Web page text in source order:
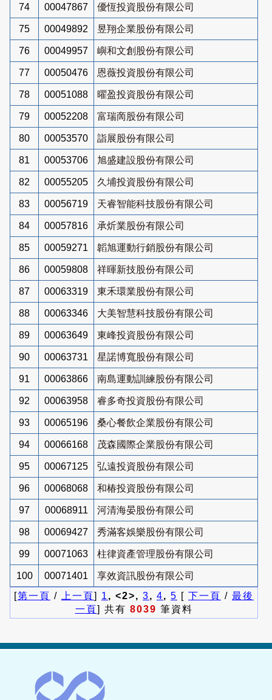
74 00047867 優恆投資股份有限公司
75 00049892 昱翔企業股份有限公司
76 00049957 嶼和文創股份有限公司
77 00050476 恩薇投資股份有限公司
78 00051088 曜盈投資股份有限公司
79 00052208 富瑞啇股份有限公司
80 00053570 詣展股份有限公司
81 00053706 旭盛建設股份有限公司
82 00055205 久埔投資股份有限公司
83 00056719 天睿智能科技股份有限公司
84 00057816 承炘業股份有限公司
85 00059271 韜旭運動行銷股份有限公司
86 00059808 祥暉新技股份有限公司
87 00063319 東禾環業股份有限公司
88 00063346 大美智慧科技股份有限公司
89 00063649 東峰投資股份有限公司
90 00063731 星諾博寬股份有限公司
91 00063866 南島運動訓練股份有限公司
92 00063958 睿多奇投資股份有限公司
93 00065196 桑心餐飲企業股份有限公司
94 00066168 茂森國際企業股份有限公司
95 00067125 弘遠投資股份有限公司
96 00068068 和椿投資股份有限公司
97 00068911 河清海晏股份有限公司
98 00069427 秀滿客娛樂股份有限公司
99 00071063 柱律資產管理股份有限公司
100 00071401
享效資訊股份有限公司
[第一頁 / 上一頁] 1 , <2>, 3, 4, 5 [ 下一頁 / 最後
一頁] 共有 8039 筆資料